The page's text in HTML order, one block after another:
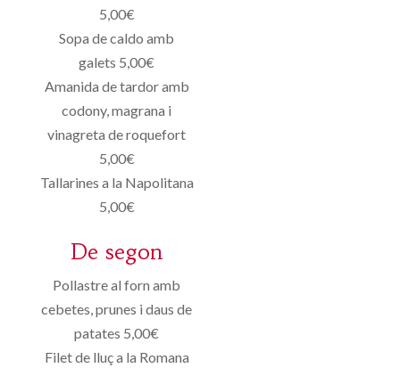
5,00€
Sopa de caldo amb
galets 5,00€
Amanida de tardor amb
codony, magrana i
vinagreta de roquefort
5,00€
Tallarines a la Napolitana
5,00€
De segon
Pollastre al forn amb
cebetes, prunes i daus de
patates 5,00€
Filet de lluç a la Romana